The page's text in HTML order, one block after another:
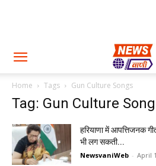
Home Tags Gun Culture Songs
Tag: Gun Culture
हरियाणा में आपत्तिजनक
भी लग सकती...
NewsvaniWeb - April